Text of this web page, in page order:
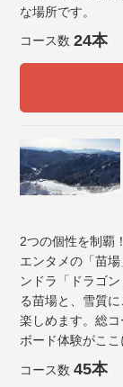
な場所です。
コース数 24本
2つの個性を制覇
エンタメの「苗
ンドラ「ドラゴ
る苗場と、雪質
楽しめます。総
ボード体験がここ
コース数 45本